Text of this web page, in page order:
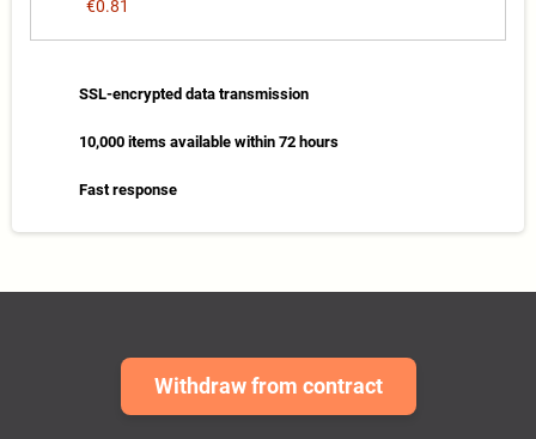
€0.81
SSL-encrypted data transmission
10,000 items available within 72 hours
Fast response
Withdraw from contract